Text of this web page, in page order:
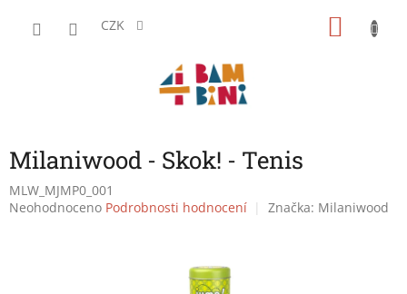
CZK
Milaniwood - Skok! - Tenis
MLW_MJMP0_001
Průměrné
Neohodnoceno Podrobnosti hodnocení Značka: Milaniwood